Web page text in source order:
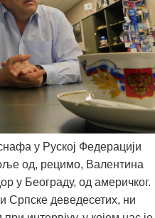
у Руској Федерацији
од, рецимо, Валентина
у Београду, од америчког.
Српске деведесетих, ни